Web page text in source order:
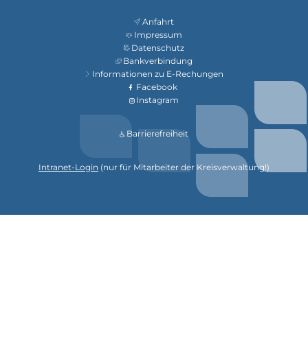
Anfahrt
Impressum
Datenschutz
Bankverbindung
Informationen zu E-Rechungen
Facebook
Instagram
Barrierefreiheit
Intranet-Login (nur für Mitarbeiter der Kreisverwaltung!)